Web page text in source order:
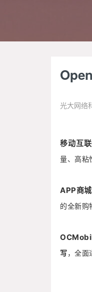
光大网络
移动互
量、高粘
APP商城
的全新购
写，全面